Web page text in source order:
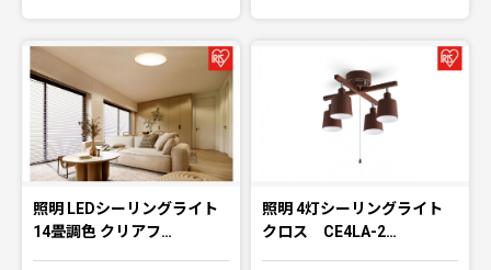
照明 LEDシーリングライト
14畳調色 クリアフ…
照明 4灯シーリングライト
クロス CE4LA-2…